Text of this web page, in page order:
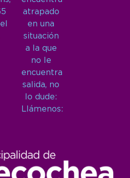
atrapado
en una
situación
a la que
no le
encuentra
salida, no
lo dude:
Llámenos: